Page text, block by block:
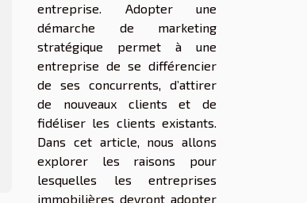
entreprise. Adopter une
démarche de marketing
stratégique permet à une
entreprise de se différencier
de ses concurrents, d’attirer
de nouveaux clients et de
fidéliser les clients existants.
Dans cet article, nous allons
explorer les raisons pour
lesquelles les entreprises
immobilières devront adopter